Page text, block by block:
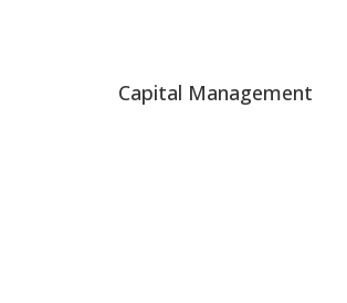
Capital Management